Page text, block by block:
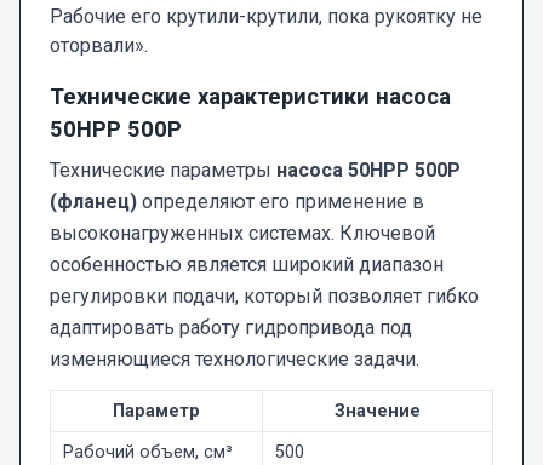
Рабочие его крутили-крутили, пока рукоятку не
оторвали».
Технические характеристики насоса
50НРР 500Р
Технические параметры насоса 50НРР 500Р
(фланец) определяют его применение в
высоконагруженных системах. Ключевой
особенностью является широкий диапазон
регулировки подачи, который позволяет гибко
адаптировать работу гидропривода под
изменяющиеся технологические задачи.
Параметр
Значение
Рабочий объем, см³
500